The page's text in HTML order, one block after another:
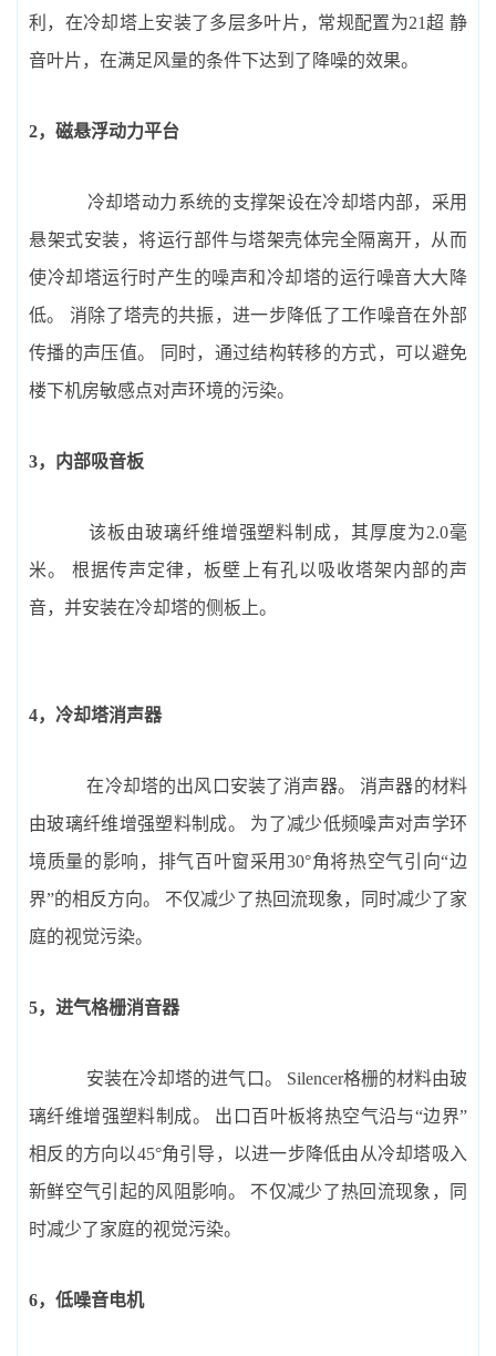
利，在冷却塔上安装了多层多叶片，常规配置为21超 静
音叶片，在满足风量的条件下达到了降噪的效果。
2，磁悬浮动力平台
冷却塔动力系统的支撑架设在冷却塔内部，采用
悬架式安装，将运行部件与塔架壳体完全隔离开，从而
使冷却塔运行时产生的噪声和冷却塔的运行噪音大大降
低。 消除了塔壳的共振，进一步降低了工作噪音在外部
传播的声压值。 同时，通过结构转移的方式，可以避免
楼下机房敏感点对声环境的污染。
3，内部吸音板
该板由玻璃纤维增强塑料制成，其厚度为2.0毫
米。 根据传声定律，板壁上有孔以吸收塔架内部的声
音，并安装在冷却塔的侧板上。
4，冷却塔消声器
在冷却塔的出风口安装了消声器。 消声器的材料
由玻璃纤维增强塑料制成。 为了减少低频噪声对声学环
境质量的影响，排气百叶窗采用30°角将热空气引向“边
界”的相反方向。 不仅减少了热回流现象，同时减少了家
庭的视觉污染。
5，进气格栅消音器
安装在冷却塔的进气口。 Silencer格栅的材料由玻
璃纤维增强塑料制成。 出口百叶板将热空气沿与“边界”
相反的方向以45°角引导，以进一步降低由从冷却塔吸入
新鲜空气引起的风阻影响。 不仅减少了热回流现象，同
时减少了家庭的视觉污染。
6，低噪音电机